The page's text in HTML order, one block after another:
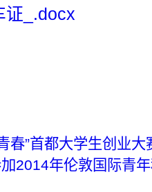
证_.docx
春”首都大学生创业
2014年伦敦国际青